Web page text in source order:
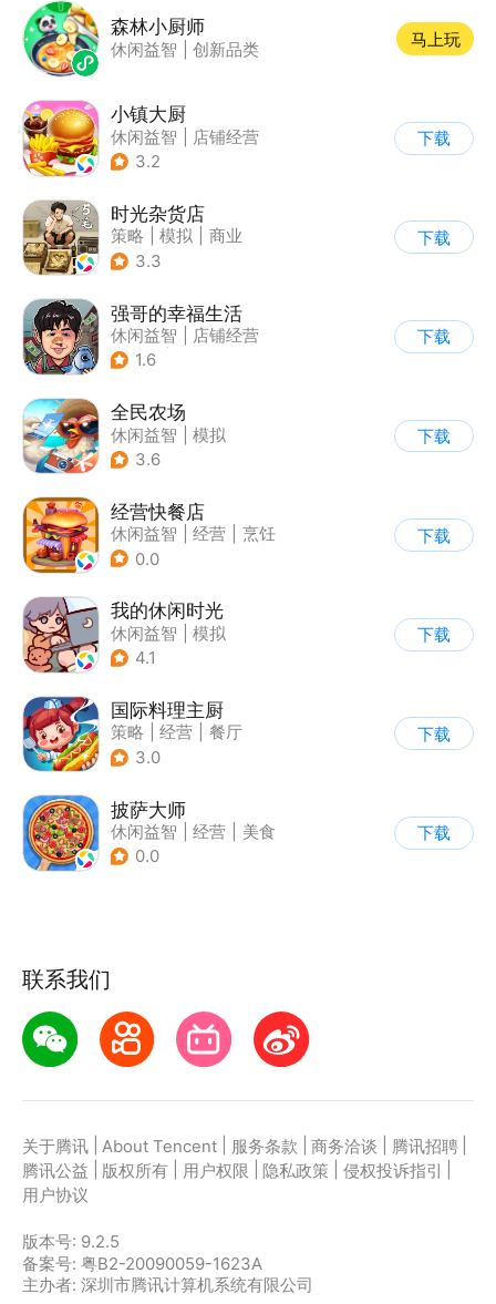
森林小厨师
休闲益智 创新品类
马上玩
小镇大厨
休闲益智
店铺经营
| 美食
3.2
下载
时光杂货店
策略 模拟
商业
| 童年
3.3
下载
强哥的幸福生活
休闲益智
店铺经营
| 卡通
1.6
下载
全民农场
休闲益智
模拟
| 田园生活
3.6
下载
经营快餐店
休闲益智 经营
烹饪
| 卡通
0.0
下载
我的休闲时光
休闲益智
模拟
4.1
下载
国际料理主厨
策略 经营
餐厅
| 学习教育
3.0
下载
披萨大师
休闲益智 经营
美食
| 清新
0.0
下载
联系我们
关于腾讯 About Tencent 服务条款 商务洽谈 腾讯招聘
腾讯公益
版权所有 用户权限 隐私政策 侵权投诉指引
用户协议
版本号: 9.2.5
备案号: 粤B2-20090059-1623A
主办者: 深圳市腾讯计算机系统有限公司